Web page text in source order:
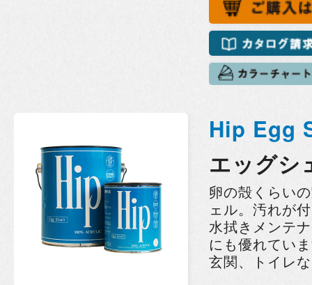
Hip Egg
エッグシ
卵の殻くらい
ェル。汚れが
水拭きメンテ
にも優れてい
玄関、トイレ